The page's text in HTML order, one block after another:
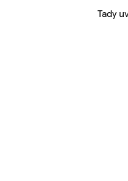
Tady